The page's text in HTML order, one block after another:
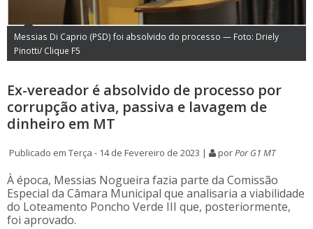
Messias Di Caprio (PSD) foi absolvido do processo — Foto: Driely
Pinotti/ Clique F5
Ex-vereador é absolvido de processo por
corrupção ativa, passiva e lavagem de
dinheiro em MT
Publicado em Terça - 14 de Fevereiro de 2023 | porPor G1 MT
À época, Messias Nogueira fazia parte da Comissão
Especial da Câmara Municipal que analisaria a viabilidade
do Loteamento Poncho Verde III que, posteriormente,
foi aprovado.